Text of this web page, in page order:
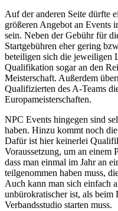
Auf der anderen Seite dürfte
größeren Angebot an Events
sein. Neben der Gebühr für
Startgebühren eher gering
beteiligen sich die jeweiligen
Qualifikation sogar an den
Meisterschaft. Außerdem
Qualifizierten des A-Teams
Europameisterschaften.
NPC Events hingegen sind
haben. Hinzu kommt noch
Dafür ist hier keinerlei
Voraussetzung, um an einem
dass man einmal im Jahr an
teilgenommen haben muss,
Auch kann man sich einfach
unbürokratischer ist, als
Verbandsstudio starten muss.